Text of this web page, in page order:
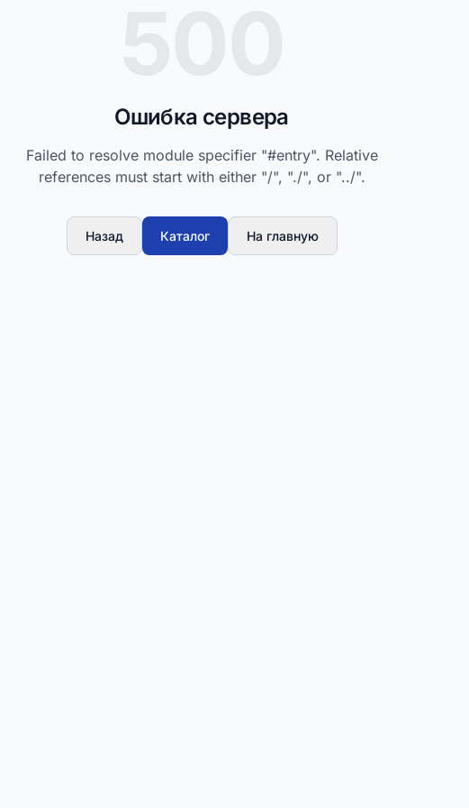
Ошибка сервера
Failed to resolve module specifier "#entry". Relative
references must start with either "/", "./", or "../".
Назад Каталог На главную